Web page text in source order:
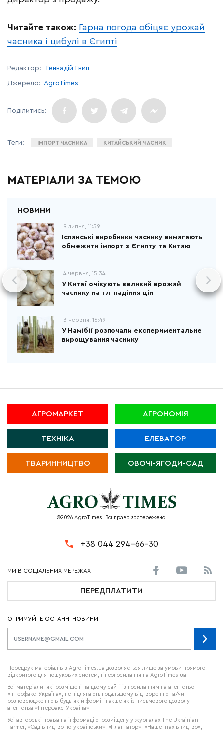
Читайте також: Гарна погода обіцяє урожай
часника і цибулі в Єгипті
Редактор: Геннадій Гнип
Джерело: AgroTimes
ІМПОРТ ЧАСНИКА КИТАЙСЬКИЙ ЧАСНИК
МАТЕРІАЛИ ЗА ТЕМОЮ
9 липня, 11:59
Іспанські виробники часнику вимагають
обмежити імпорт з Єгипту та Китаю
4 червня, 15:34
У Китаї очікують великий врожай
часнику на тлі падіння цін
3 червня, 16:49
У Намібії розпочали експериментальне
вирощування часнику
АГРОМАРКЕТ АГРОНОМІЯ
ТЕХНІКА ЕЛЕВАТОР
ТВАРИННИЦТВО ОВОЧІ-ЯГОДИ-САД
©2026 AgroTimes. Всі права застережено.
+38 044 294-66-30
ПЕРЕДПЛАТИТИ
ОТРИМУЙТЕ ОСТАННІ НОВИНИ
Передрук матеріалів з AgroTimes.ua дозволяється лише за умови прямого,
відкритого для пошукових систем, гіперпосилання на AgroTimes.ua.
Всі матеріали, які розміщені на цьому сайті із посиланням на агентство
«Інтерфакс-Україна», не підлягають подальшому відтворенню та/чи
розповсюдженню в будь-якій формі, інакше як із письмового дозволу
агентства «Інтерфакс-Україна».
Усі авторські права на інформацію, розміщену у журналах The Ukrainian
Farmer, «Садівництво по-українськи», «Плантатор», «Наше птахівництво»,